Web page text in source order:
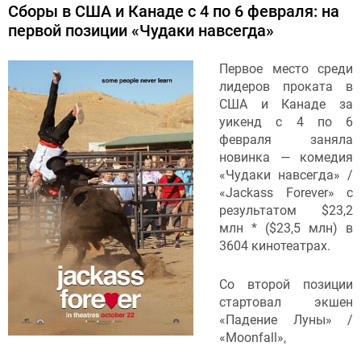
Сборы в США и Канаде с 4 по 6 февраля: на
первой позиции «Чудаки навсегда»
Первое место среди
лидеров проката в
США и Канаде за
уикенд с 4 по 6
февраля заняла
новинка — комедия
«Чудаки навсегда» /
«Jackass Forever» с
результатом $23,2
млн * ($23,5 млн) в
3604 кинотеатрах.
Со второй позиции
стартовал экшен
«Падение Луны» /
«Moonfall»,